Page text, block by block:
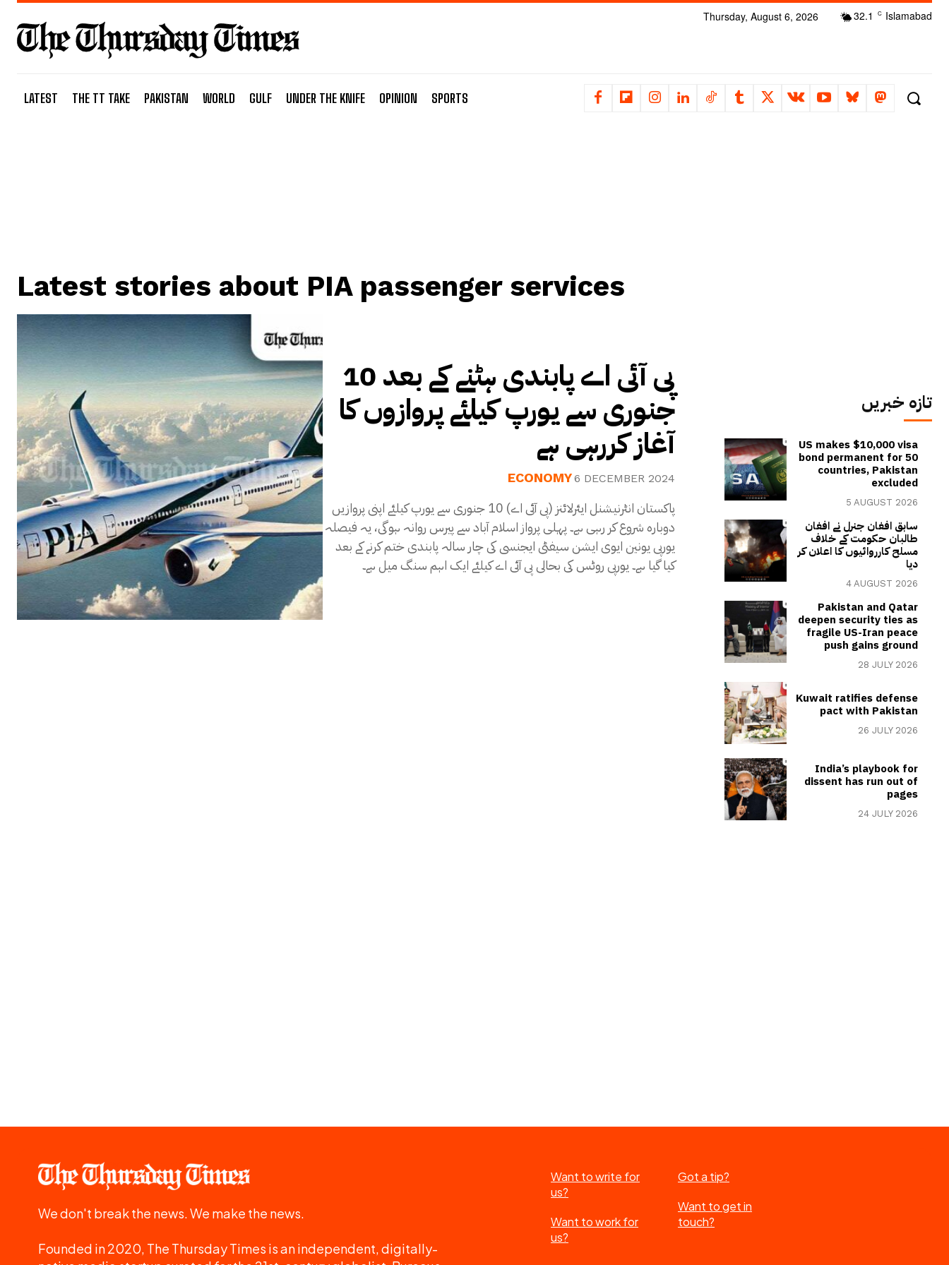
32.1 C Islamabad
Thursday, August 6, 2026
LATEST THE TT TAKE PAKISTAN WORLD GULF UNDER THE KNIFE OPINION SPORTS
Latest stories about PIA passenger services
پی آئی اے پابندی ہٹنے کے بعد 10
جنوری سے یورپ کیلئے پروازوں کا
آغاز کررہی ہے
ECONOMY6 DECEMBER 2024
پاکستان انٹرنیشنل ایئرلائنز (پی آئی اے) 10 جنوری سے یورپ کیلئے اپنی پروازیں
دوبارہ شروع کر رہی ہے۔ پہلی پرواز اسلام آباد سے پیرس روانہ ہوگی، یہ فیصلہ
یورپی یونین ایوی ایشن سیفٹی ایجنسی کی چار سالہ پابندی ختم کرنے کے بعد
کیا گیا ہے۔ یورپی روٹس کی بحالی پی آئی اے کیلئے ایک اہم سنگ میل ہے۔
تازہ خبریں
US makes $10,000 visa
bond permanent for 50
countries, Pakistan
excluded
5 AUGUST 2026
سابق افغان جنرل نے افغان
طالبان حکومت کے خلاف
مسلح کارروائیوں کا اعلان کر
دیا
4 AUGUST 2026
Pakistan and Qatar
deepen security ties as
fragile US-Iran peace
push gains ground
28 JULY 2026
Kuwait ratifies defense
pact with Pakistan
26 JULY 2026
India’s playbook for
dissent has run out of
pages
24 JULY 2026
We don't break the news. We make the news.
Founded in 2020, The Thursday Times is an independent, digitally-
Want to write for
us?
Want to work for
us?
Got a tip?
Want to get in
touch?